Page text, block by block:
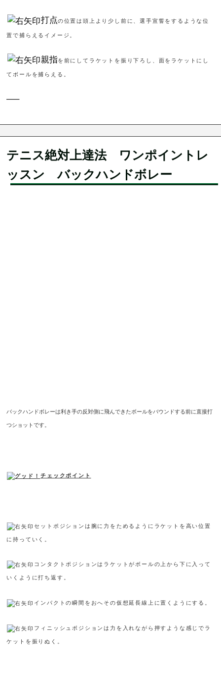
打点の位置は頭上より少し前に、選手宣誓をするような位
置で捕らえるイメージ。
親指を前にしてラケットを振り下ろし、面をラケットにし
てボールを捕らえる。
—–
テニス絶対上達法 ワンポイントレ
ッスン バックハンドボレー
バックハンドボレーは利き手の反対側に飛んできたボールをバウンドする前に直接打
つショットです。
チェックポイント
セットポジションは腕に力をためるようにラケットを高い位置
に持っていく。
コンタクトポジションはラケットがボールの上から下に入って
いくように打ち返す。
インパクトの瞬間をおへその仮想延長線上に置くようにする。
フィニッシュポジションは力を入れながら押すような感じでラ
ケットを振りぬく。